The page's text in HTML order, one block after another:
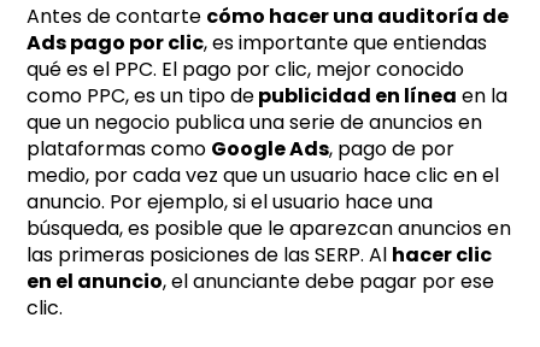
Antes de contarte cómo hacer una auditoría de
Ads pago por clic, es importante que entiendas
qué es el PPC. El pago por clic, mejor conocido
como PPC, es un tipo depublicidad en línea en la
que un negocio publica una serie de anuncios en
plataformas como Google Ads, pago de por
medio, por cada vez que un usuario hace clic en el
anuncio. Por ejemplo, si el usuario hace una
búsqueda, es posible que le aparezcan anuncios en
las primeras posiciones de las SERP. Al hacer clic
en el anuncio, el anunciante debe pagar por ese
clic.